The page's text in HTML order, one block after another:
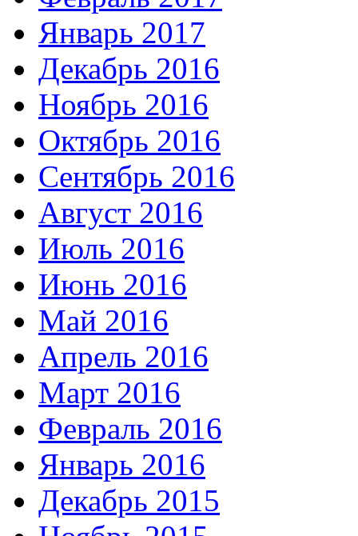
Январь 2017
Декабрь 2016
Ноябрь 2016
Октябрь 2016
Сентябрь 2016
Август 2016
Июль 2016
Июнь 2016
Май 2016
Апрель 2016
Март 2016
Февраль 2016
Январь 2016
Декабрь 2015